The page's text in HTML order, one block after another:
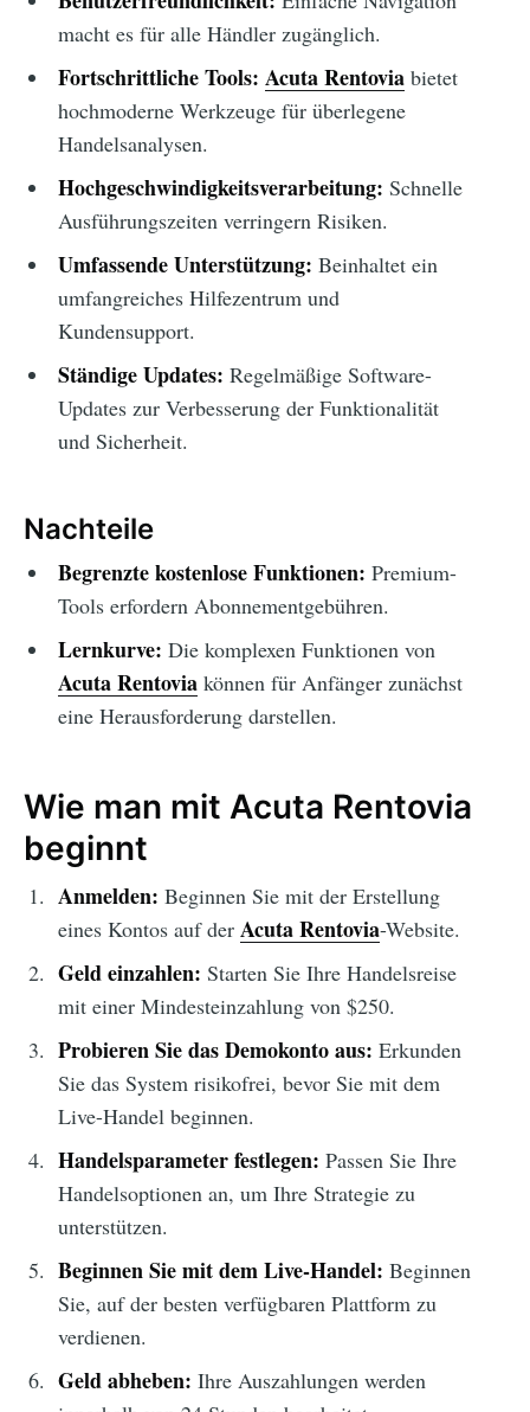
macht es für alle Händler zugänglich.
Fortschrittliche Tools: Acuta Rentoviabietet
hochmoderne Werkzeuge für überlegene
Handelsanalysen.
Hochgeschwindigkeitsverarbeitung: Schnelle
Ausführungszeiten verringern Risiken.
Umfassende Unterstützung: Beinhaltet ein
umfangreiches Hilfezentrum und
Kundensupport.
Ständige Updates: Regelmäßige Software-
Updates zur Verbesserung der Funktionalität
und Sicherheit.
Nachteile
Begrenzte kostenlose Funktionen: Premium-
Tools erfordern Abonnementgebühren.
Lernkurve: Die komplexen Funktionen von
Acuta Rentoviakönnen für Anfänger zunächst
eine Herausforderung darstellen.
Wie man mit Acuta Rentovia
beginnt
Anmelden: Beginnen Sie mit der Erstellung
eines Kontos auf der Acuta Rentovia-Website.
Geld einzahlen: Starten Sie Ihre Handelsreise
mit einer Mindesteinzahlung von $250.
Probieren Sie das Demokonto aus: Erkunden
Sie das System risikofrei, bevor Sie mit dem
Live-Handel beginnen.
Handelsparameter festlegen: Passen Sie Ihre
Handelsoptionen an, um Ihre Strategie zu
unterstützen.
Beginnen Sie mit dem Live-Handel: Beginnen
Sie, auf der besten verfügbaren Plattform zu
verdienen.
Geld abheben: Ihre Auszahlungen werden